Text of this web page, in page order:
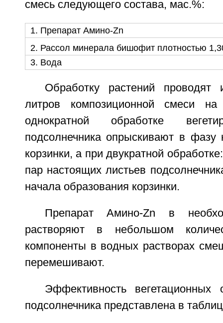
смесь следующего состава, мас.%:
1. Препарат Амино-Zn
2. Рассол минерала бишофит плотностью
3. Вода
Обработку растений проводят
литров композиционной смеси
однократной обработке
подсолнечника опрыскивают в фазу
корзинки, а при двукратной
пар настоящих листьев
начала образования корзинки.
Препарат Амино-Zn в
растворяют в небольшом
компоненты в водных растворах
перемешивают.
Эффективность вегетационных
подсолнечника представлена в